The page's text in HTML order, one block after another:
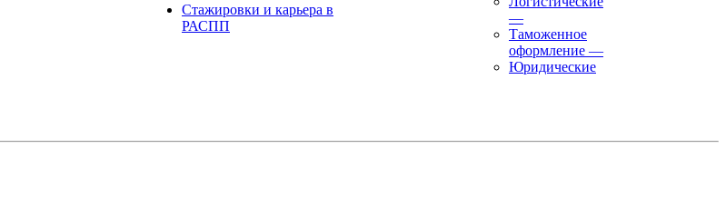
Стажировки и карьера в
РАСПП
—
Таможенное
оформление —
Юридические